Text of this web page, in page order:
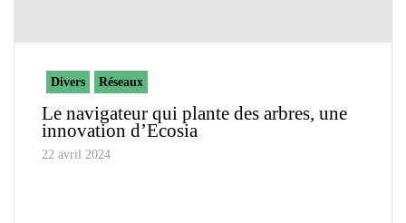
Divers Réseaux
Le navigateur qui plante des arbres, une
innovation d’Ecosia
22 avril 2024